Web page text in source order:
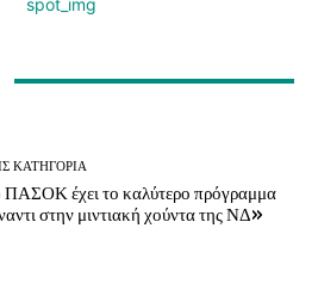
ΚΑΤΗΓΟΡΊΑ
έχει το καλύτερο πρόγραμμα
στην μιντιακή χούντα της ΝΔ»